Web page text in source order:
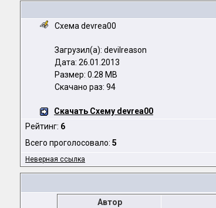
Схема devrea00
Загрузил(а): devilreason
Дата: 26.01.2013
Размер: 0.28 MB
Скачано раз: 94
Скачать Схему devrea00
Рейтинг: 6
Всего проголосовало: 5
Неверная ссылка
Автор